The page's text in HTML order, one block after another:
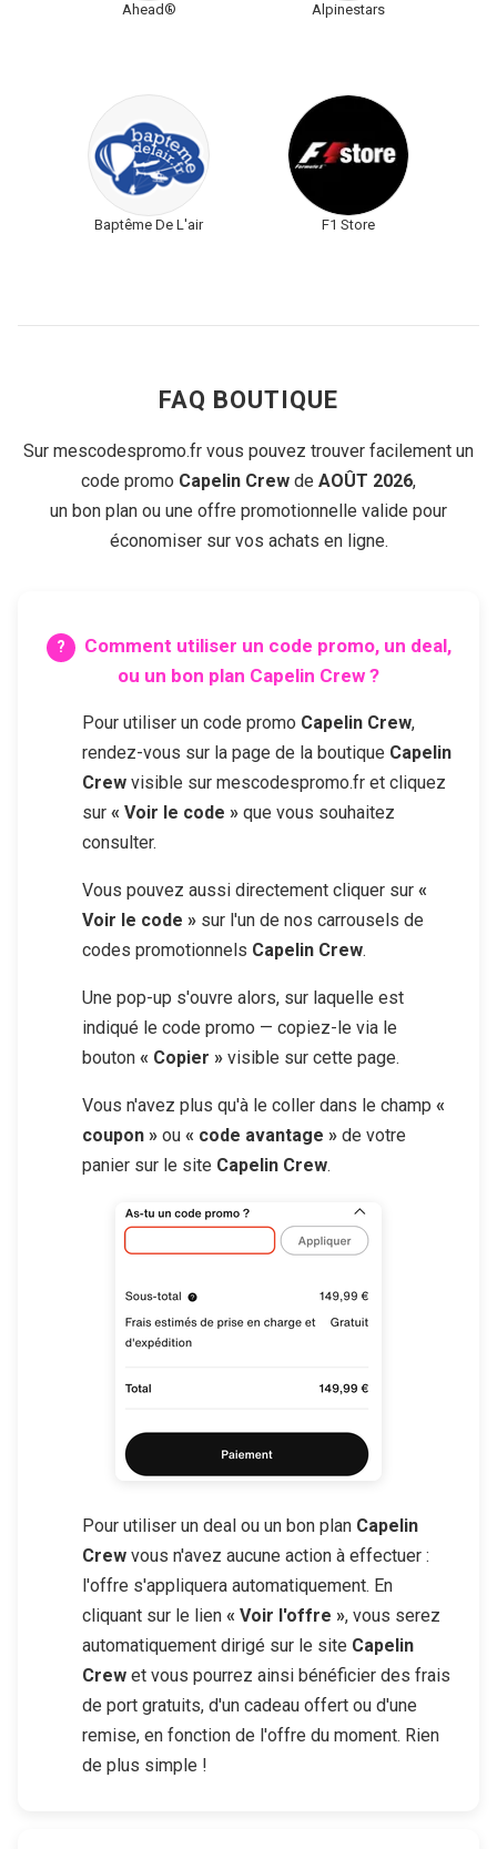
Ahead® Alpinestars
Baptême De L'air F1 Store
FAQ BOUTIQUE
Sur mescodespromo.fr vous pouvez trouver facilement un
code promo Capelin Crew de AOÛT 2026,
un bon plan ou une offre promotionnelle valide pour
économiser sur vos achats en ligne.
Comment utiliser un code promo, un deal,
ou un bon plan Capelin Crew ?
Pour utiliser un code promo Capelin Crew,
rendez-vous sur la page de la boutique Capelin
Crew visible sur mescodespromo.fr et cliquez
sur « Voir le code » que vous souhaitez
consulter.
Vous pouvez aussi directement cliquer sur «
Voir le code » sur l'un de nos carrousels de
codes promotionnels Capelin Crew.
Une pop-up s'ouvre alors, sur laquelle est
indiqué le code promo — copiez-le via le
bouton « Copier » visible sur cette page.
Vous n'avez plus qu'à le coller dans le champ «
coupon » ou « code avantage » de votre
panier sur le site Capelin Crew.
Pour utiliser un deal ou un bon plan Capelin
Crew vous n'avez aucune action à effectuer :
l'offre s'appliquera automatiquement. En
cliquant sur le lien « Voir l'offre », vous serez
automatiquement dirigé sur le site Capelin
Crew et vous pourrez ainsi bénéficier des frais
de port gratuits, d'un cadeau offert ou d'une
remise, en fonction de l'offre du moment. Rien
de plus simple !